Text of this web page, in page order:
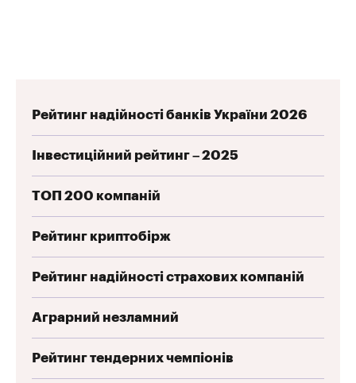
Рейтинг надійності банків України 2026
Інвестиційний рейтинг – 2025
ТОП 200 компаній
Рейтинг криптобірж
Рейтинг надійності страхових компаній
Аграрний незламний
Рейтинг тендерних чемпіонів